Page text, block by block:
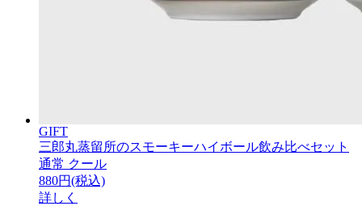
GIFT
三郎丸蒸留所のスモーキーハイボール飲み比べセット
通常 クール
880円(税込)
詳しく